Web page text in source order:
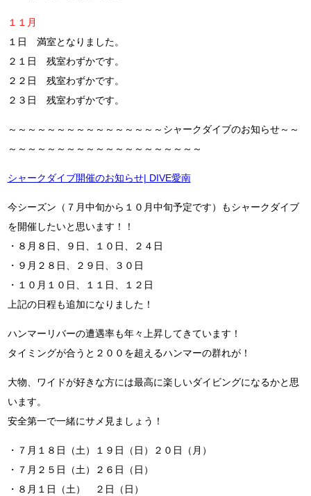
１１月
１日 満室となりました。
２１日 残室わずかです。
２２日 残室わずかです。
２３日 残室わずかです。
～～～～～～～～～～～～～～～～シャークダイブのお知らせ～～
～～～～～～～～～～～～～～～～～～～～
シャークダイブ開催のお知らせ| DIVE愛南
今シーズン（７月中旬から１０月中旬予定です）もシャークダイブ
を開催したいと思います！！
・８月８日、９日、１０日、２４日
・９月２８日、２９日、３０日
・１０月１０日、１１日、１２日
上記の日程も追加になりました！
ハンマーリバーの遭遇率も年々上昇してきています！
タイミングが合うと２００を超えるハンマーの群れが！
大物、ワイドが好きな方には最高に楽しいダイビングになるかと思
います。
安全第一で一緒にサメ見ましょう！
・７月１８日（土）１９日（日）２０日（月）
・７月２５日（土）２６日（日）
・８月１日（土） ２日（日）